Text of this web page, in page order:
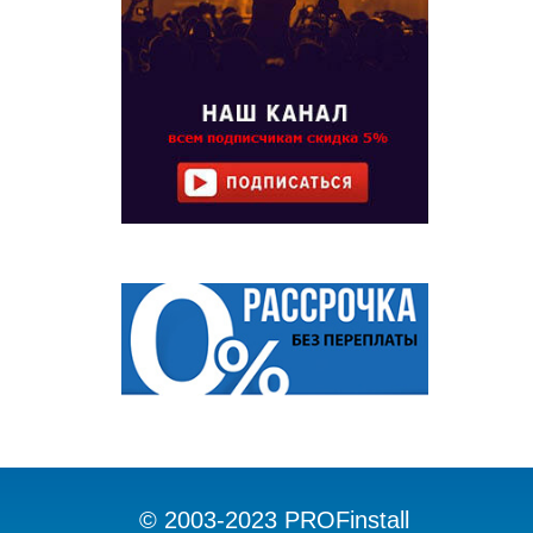
© 2003-2023 PROFinstall